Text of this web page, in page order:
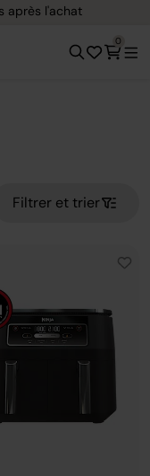
après l'achat
0
Filtrer et trier